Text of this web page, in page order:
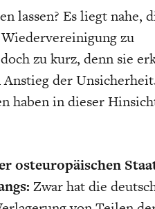
lassen? Es liegt nahe,
zu
zu kurz, denn sie
der
haben in dieser
osteuropäischen
Zwar hat die